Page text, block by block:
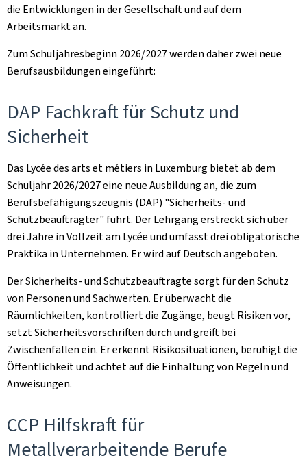
die Entwicklungen in der Gesellschaft und auf dem
Arbeitsmarkt an.
Zum Schuljahresbeginn 2026/2027 werden daher zwei neue
Berufsausbildungen eingeführt:
DAP Fachkraft für Schutz und
Sicherheit
Das Lycée des arts et métiers in Luxemburg bietet ab dem
Schuljahr 2026/2027 eine neue Ausbildung an, die zum
Berufsbefähigungszeugnis (DAP) "Sicherheits- und
Schutzbeauftragter" führt. Der Lehrgang erstreckt sich über
drei Jahre in Vollzeit am Lycée und umfasst drei obligatorische
Praktika in Unternehmen. Er wird auf Deutsch angeboten.
Der Sicherheits- und Schutzbeauftragte sorgt für den Schutz
von Personen und Sachwerten. Er überwacht die
Räumlichkeiten, kontrolliert die Zugänge, beugt Risiken vor,
setzt Sicherheitsvorschriften durch und greift bei
Zwischenfällen ein. Er erkennt Risikosituationen, beruhigt die
Öffentlichkeit und achtet auf die Einhaltung von Regeln und
Anweisungen.
CCP Hilfskraft für
Metallverarbeitende Berufe